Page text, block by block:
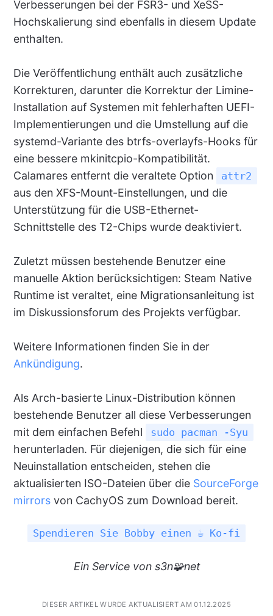
Verbesserungen bei der FSR3- und XeSS-
Hochskalierung sind ebenfalls in diesem Update
enthalten.
Die Veröffentlichung enthält auch zusätzliche
Korrekturen, darunter die Korrektur der Limine-
Installation auf Systemen mit fehlerhaften UEFI-
Implementierungen und die Umstellung auf die
systemd-Variante des btrfs-overlayfs-Hooks für
eine bessere mkinitcpio-Kompatibilität.
Calamares entfernt die veraltete Option
attr2
aus den XFS-Mount-Einstellungen, und die
Unterstützung für die USB-Ethernet-
Schnittstelle des T2-Chips wurde deaktiviert.
Zuletzt müssen bestehende Benutzer eine
manuelle Aktion berücksichtigen: Steam Native
Runtime ist veraltet, eine Migrationsanleitung ist
im Diskussionsforum des Projekts verfügbar.
Weitere Informationen finden Sie in der
Ankündigung.
Als Arch-basierte Linux-Distribution können
bestehende Benutzer all diese Verbesserungen
mit dem einfachen Befehl
sudo pacman -Syu
herunterladen. Für diejenigen, die sich für eine
Neuinstallation entscheiden, stehen die
aktualisierten ISO-Dateien über die SourceForge
mirrorsvon CachyOS zum Download bereit.
Spendieren Sie Bobby einen ☕ Ko-fi
Ein Servicevon s3n🧩net
DIESER ARTIKEL WURDE AKTUALISIERT AM 01.12.2025